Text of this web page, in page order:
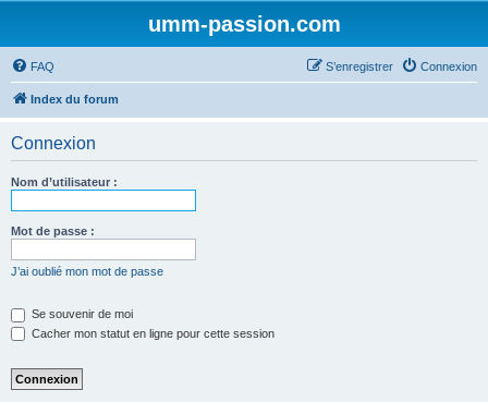
umm-passion.com
FAQ Connexion
S’enregistrer
Index du forum
Connexion
Nom d’utilisateur :
Mot de passe :
J’ai oublié mon mot de passe
Se souvenir de moi
Cacher mon statut en ligne pour cette session